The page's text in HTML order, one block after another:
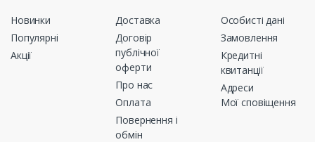
Новинки
Популярні
Акції
Доставка
Договір
публічної
оферти
Про нас
Оплата
Повернення і
обмін
Особисті дані
Замовлення
Кредитні
квитанції
Адреси
Мої сповіщення